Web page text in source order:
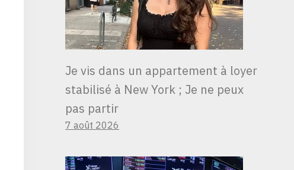
Je vis dans un appartement à loyer
stabilisé à New York ; Je ne peux
pas partir
7 août 2026